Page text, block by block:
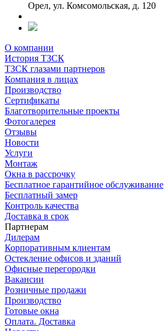
Орел, ул. Комсомольская, д. 120
О компании
История ТЗСК
ТЗСК глазами партнеров
Компания в лицах
Производство
Сертификаты
Благотворительные проекты
Фотогалерея
Отзывы
Новости
Услуги
Монтаж
Окна в рассрочку
Бесплатное гарантийное обслуживание
Бесплатный замер
Контроль качества
Доставка в срок
Партнерам
Дилерам
Корпоративным клиентам
Остекление офисов и зданий
Офисные перегородки
Вакансии
Розничные продажи
Производство
Готовые окна
Оплата. Доставка